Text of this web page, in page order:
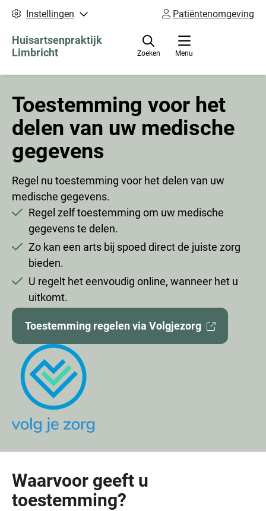
Instellingen Patiëntenomgeving
Huisartsenpraktijk
Limbricht
Menu
Zoeken
Toestemming
regelen
(LSP/Mitz)
Toestemming voor het
delen van uw medische
gegevens
Regel nu toestemming voor het delen van uw
medische gegevens.
Regel zelf toestemming om uw medische
gegevens te delen.
Zo kan een arts bij spoed direct de juiste zorg
bieden.
U regelt het eenvoudig online, wanneer het u
uitkomt.
Toestemming regelen via Volgjezorg
Externe
Waarvoor geeft u
toestemming?